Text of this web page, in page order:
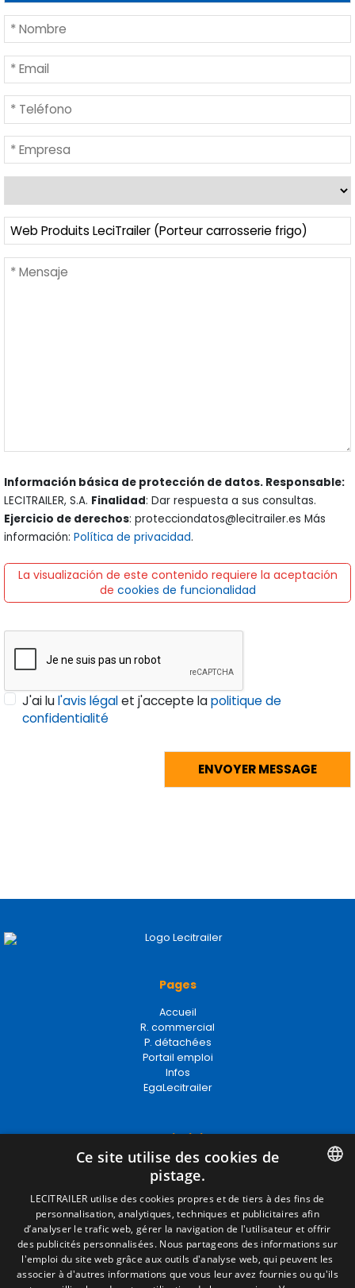
Información básica de protección de datos. Responsable:
LECITRAILER, S.A. Finalidad: Dar respuesta a sus consultas.
Ejercicio de derechos: protecciondatos@lecitrailer.es Más
información: Política de privacidad.
La visualización de este contenido requiere la aceptación
de cookies de funcionalidad
J'ai lul'avis légalet j'accepte lapolitique de
confidentialité
Pages
Accueil
R. commercial
P. détachées
Portail emploi
Infos
EgaLecitrailer
Termes juridiques
Mentions Légales
Politique de Confidentialité
Politique de Cookies
Conditions générales de vente
Gérer les cookies
Contact
SPANISH
ENGLISH
FRENCH
ITALIAN
Ce site utilise des cookies de
pistage.
LECITRAILER utilise des cookies propres et de tiers à des fins de
personnalisation, analytiques, techniques et publicitaires afin
d’analyser le trafic web, gérer la navigation de l'utilisateur et offrir
des publicités personnalisées. Nous partageons des informations sur
l'emploi du site web grâce aux outils d'analyse web, qui peuvent les
associer à d'autres informations que vous leur avez fournies ou qu'ils